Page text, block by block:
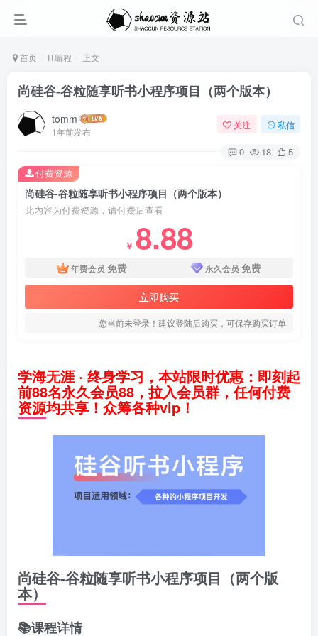
首页 IT编程 正文
尚硅谷-谷粒随享听书小程序项目（两个版本）
tomm
1年前发布
关注 私信
0 18 5
尚硅谷-谷粒随享听书小程序项目（两个版本）
此内容为付费资源，请付费后查看
￥ 8.88
年费会员 免费 永久会员 免费
立即购买
您当前未登录！建议登陆后购买，可保存购买订单
付费资源
学海无涯 · 终身学习，本站限时优惠：即刻起
前88名永久会员88，拉入会员群，任何付费
资源均共享！众筹各种vip！
尚硅谷-谷粒随享听书小程序项目（两个版
本）
📚课程详情